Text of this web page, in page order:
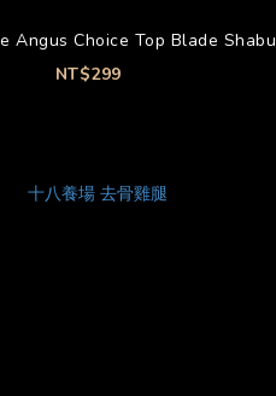
Angus Choice Top Blade Shabu
NT$299